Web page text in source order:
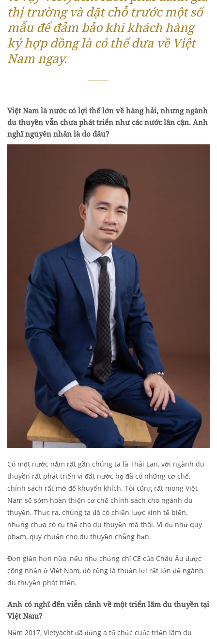
thị trường và đặt chỗ trước một số
mẫu để đảm bảo khi khách hàng
ký hợp đồng là có thể đưa về Việt
Nam ngay.
Việt Nam là nước có lợi thế lớn về hàng hải, nhưng ngành
du thuyền vẫn chưa phát triển như các nước lân cận. Anh
nghĩ nguyên nhân là do đâu?
Có một nước nằm rất gần chúng ta là Thái Lan, với ngành du
thuyền rất phát triển vì đất nước họ đã có những cơ chế,
chính sách rất mở để khuyến khích. Tôi cũng rất mong Việt
Nam sẽ sớm hoàn thiện cơ chế chính sách cho ngành du
thuyền. Thực ra, chúng ta đã có chiến lược kinh tế biển,
nhưng chưa có cụ thể cho du thuyền mà thôi. Ví dụ như quy
phạm, quy chuẩn cho du thuyền chẳng hạn.
Đơn giản hơn nữa, nếu như chứng chỉ CE của Châu Âu được
công nhận ở Việt Nam, đó cũng là thuận lợi rất lớn để ngành
du thuyền phát triển.
Anh có nghĩ đến viễn cảnh về một triển lãm du thuyền tại
Việt Nam?
Năm 2017, Vietyacht đã đứng a tổ chức cuộc triển lãm du